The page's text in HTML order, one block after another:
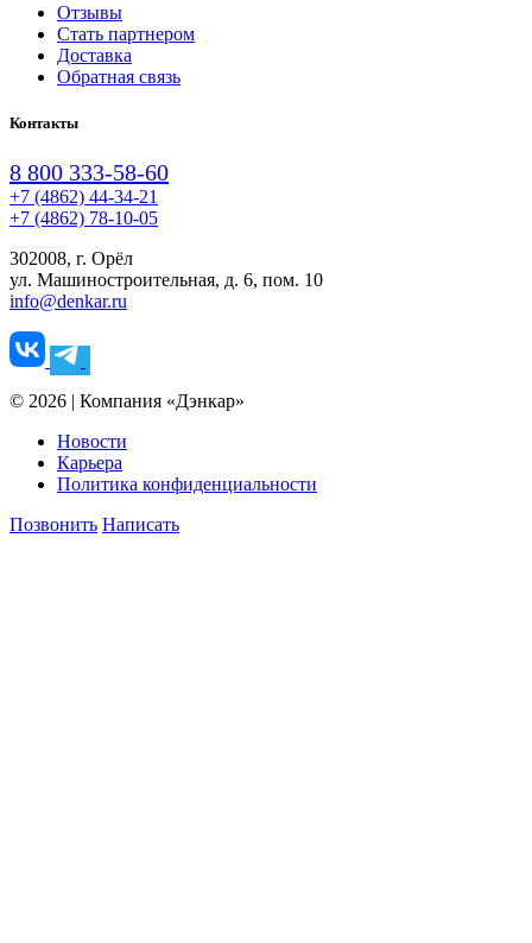
Отзывы
Стать партнером
Доставка
Обратная связь
Контакты
8 800 333-58-60
+7 (4862) 44-34-21
+7 (4862) 78-10-05
302008, г. Орёл
ул. Машиностроительная, д. 6, пом. 10
info@denkar.ru
© 2026 | Компания «Дэнкар»
Новости
Карьера
Политика конфиденциальности
Позвонить Написать